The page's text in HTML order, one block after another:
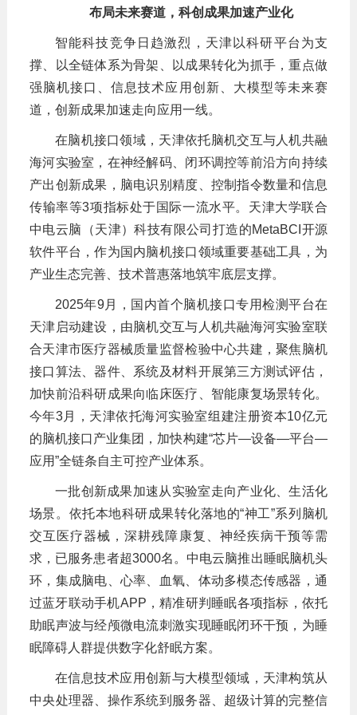
布局未来赛道，科创成果加速产业化
智能科技竞争日趋激烈，天津以科研平台为支
撑、以全链体系为骨架、以成果转化为抓手，重点做
强脑机接口、信息技术应用创新、大模型等未来赛
道，创新成果加速走向应用一线。
在脑机接口领域，天津依托脑机交互与人机共融
海河实验室，在神经解码、闭环调控等前沿方向持续
产出创新成果，脑电识别精度、控制指令数量和信息
传输率等3项指标处于国际一流水平。天津大学联合
中电云脑（天津）科技有限公司打造的MetaBCI开源
软件平台，作为国内脑机接口领域重要基础工具，为
产业生态完善、技术普惠落地筑牢底层支撑。
2025年9月，国内首个脑机接口专用检测平台在
天津启动建设，由脑机交互与人机共融海河实验室联
合天津市医疗器械质量监督检验中心共建，聚焦脑机
接口算法、器件、系统及材料开展第三方测试评估，
加快前沿科研成果向临床医疗、智能康复场景转化。
今年3月，天津依托海河实验室组建注册资本10亿元
的脑机接口产业集团，加快构建“芯片—设备—平台—
应用”全链条自主可控产业体系。
一批创新成果加速从实验室走向产业化、生活化
场景。依托本地科研成果转化落地的“神工”系列脑机
交互医疗器械，深耕残障康复、神经疾病干预等需
求，已服务患者超3000名。中电云脑推出睡眠脑机头
环，集成脑电、心率、血氧、体动多模态传感器，通
过蓝牙联动手机APP，精准研判睡眠各项指标，依托
助眠声波与经颅微电流刺激实现睡眠闭环干预，为睡
眠障碍人群提供数字化舒眠方案。
在信息技术应用创新与大模型领域，天津构筑从
中央处理器、操作系统到服务器、超级计算的完整信